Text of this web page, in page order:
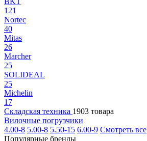
121
Nortec
40
Mitas
26
Marcher
25
SOLIDEAL
25
Michelin
17
Складская техника 1903 товара
Вилочные погрузчики
4.00-8 5.00-8 5.50-15 6.00-9 Смотреть все
Популярные бренды